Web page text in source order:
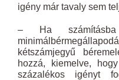
igény már tavaly sem
– Ha
kétszámjegyű
hozzá, kiemelve,
százalékos igényt